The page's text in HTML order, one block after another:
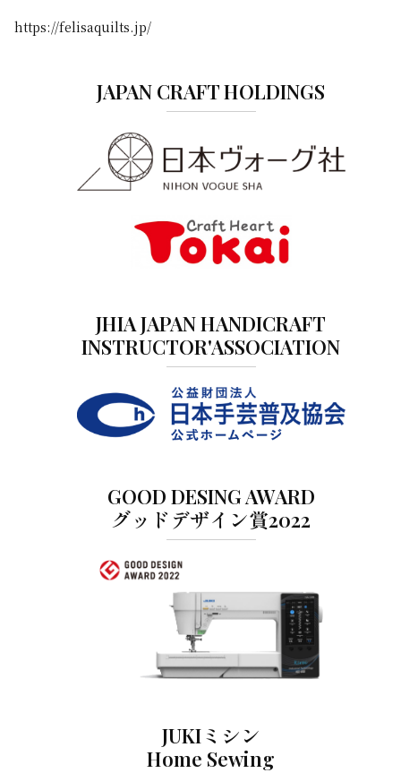
https://felisaquilts.jp/
JAPAN CRAFT HOLDINGS
JHIA JAPAN HANDICRAFT
INSTRUCTOR'ASSOCIATION
GOOD DESING AWARD
グッドデザイン賞2022
JUKIミシン
Home Sewing